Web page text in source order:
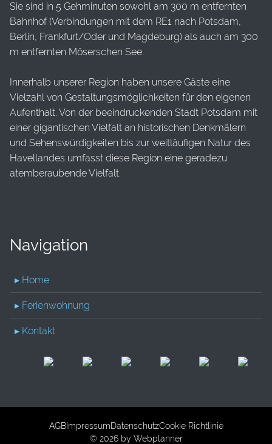
Sie sind in 5 Gehminuten sowohl am 300 m entfernten
Bahnhof (Verbindungen mit dem RE1 nach Potsdam,
Berlin, Frankfurt/Oder und Magdeburg) als auch am 300
m entfernten Möserschen See.
Innerhalb unserer Region haben unsere Gäste eine
Vielzahl von Gestaltungsmöglichkeiten für den eigenen
Aufenthalt. Von der beeindruckenden Stadt Potsdam mit
einer gigantischen Vielfalt an historischen Denkmälern
und Sehenswürdigkeiten bis zur weitläufigen Natur des
Havellandes umfasst diese Region eine geradezu
atemberaubende Vielfalt.
Navigation
▸ Home
▸ Ferienwohnung
▸ Kontakt
AGBImpressumDatenschutzCookie Richtlinie
© 2026 by Webplanner